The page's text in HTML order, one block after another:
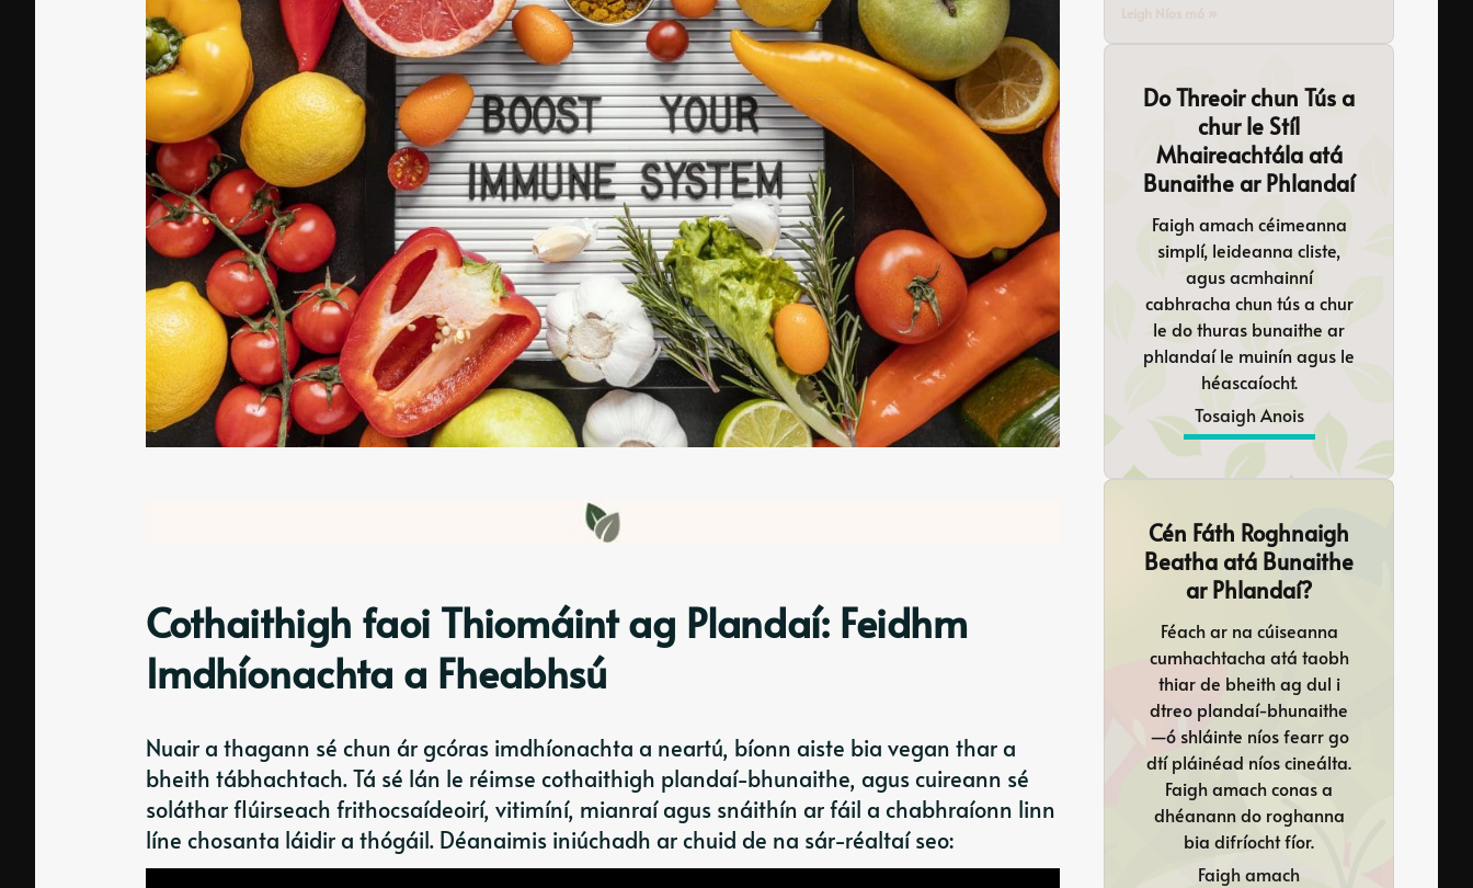
Cothaithigh faoi Thiomáint ag Plandaí: Feidhm
Imdhíonachta a Fheabhsú
Nuair a thagann sé chun ár gcóras imdhíonachta a neartú, bíonn aiste bia vegan thar a
bheith tábhachtach. Tá sé lán le réimse cothaithigh plandaí-bhunaithe, agus cuireann sé
soláthar flúirseach frithocsaídeoirí, vitimíní, mianraí agus snáithín ar fáil a chabhraíonn linn
líne chosanta láidir a thógáil. Déanaimis iniúchadh ar chuid de na sár-réaltaí seo:
Do Threoir chun Tús a
chur le Stíl
Mhaireachtála atá
Bunaithe ar Phlandaí
Faigh amach céimeanna
simplí, leideanna cliste,
agus acmhainní
cabhracha chun tús a chur
le do thuras bunaithe ar
phlandaí le muinín agus le
héascaíocht.
Tosaigh Anois
Cén Fáth Roghnaigh
Beatha atá Bunaithe
ar Phlandaí?
Féach ar na cúiseanna
cumhachtacha atá taobh
thiar de bheith ag dul i
dtreo plandaí-bhunaithe
—ó shláinte níos fearr go
dtí pláinéad níos cineálta.
Faigh amach conas a
dhéanann do roghanna
bia difríocht fíor.
Faigh amach